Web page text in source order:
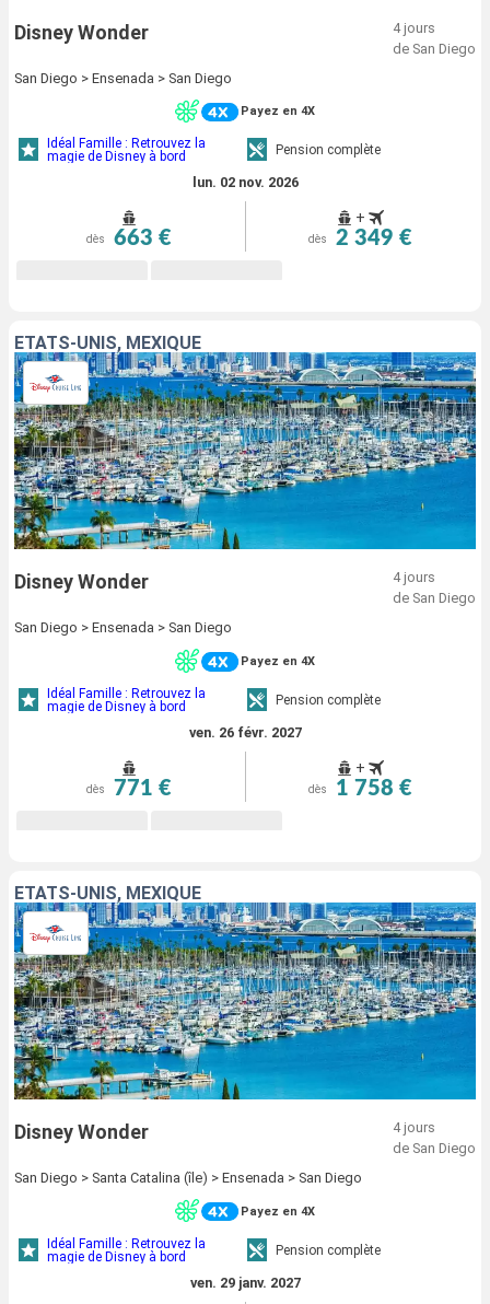
Disney Wonder
4 jours
de San Diego
San Diego > Ensenada > San Diego
Payez en 4X
Idéal Famille : Retrouvez la
magie de Disney à bord
Pension complète
lun. 02 nov. 2026
dès 663 €
+
dès 2 349 €
ÉTATS-UNIS, MEXIQUE
Disney Wonder
4 jours
de San Diego
San Diego > Ensenada > San Diego
Payez en 4X
Idéal Famille : Retrouvez la
magie de Disney à bord
Pension complète
ven. 26 févr. 2027
dès 771 €
+
dès 1 758 €
ÉTATS-UNIS, MEXIQUE
Disney Wonder
4 jours
de San Diego
San Diego > Santa Catalina (île) > Ensenada > San Diego
Payez en 4X
Idéal Famille : Retrouvez la
magie de Disney à bord
Pension complète
ven. 29 janv. 2027